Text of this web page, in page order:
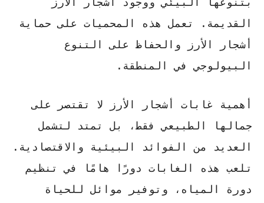
القديمة. تعمل هذه المحميات على حماية
أشجار الأرز
والحفاظ على التنوع
البيولوجي في المنطقة.
أهمية غابات أشجار الأرز
لا تقتصر على
جمالها الطبيعي فقط، بل تمتد لتشمل
العديد من الفوائد البيئية والاقتصادية.
تلعب هذه الغابات دورًا هامًا في تنظيم
دورة المياه، وتوفير موائل للحياة